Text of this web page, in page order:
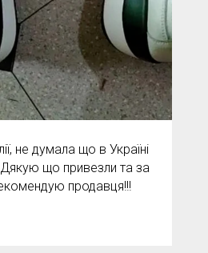
не думала що в Україні
що привезли та за
продавця!!!